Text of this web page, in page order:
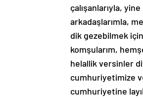
çalışanlarıyla,
arkadaşlarımla,
dik gezebilmek
komşularım,
helallik versinler
cumhuriyetimize
cumhuriyetine